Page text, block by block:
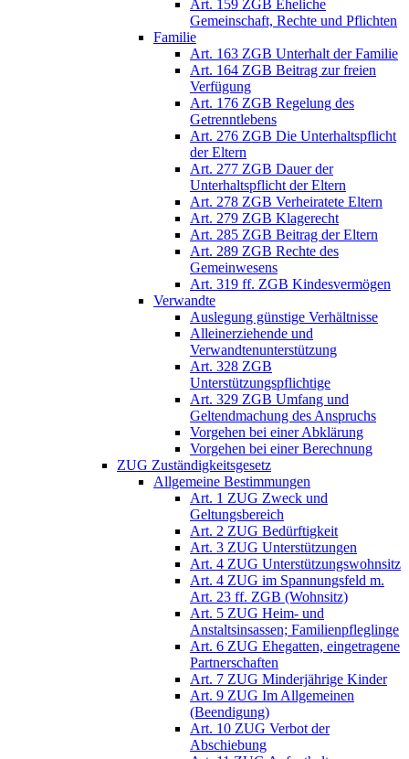
Art. 159 ZGB Eheliche
Gemeinschaft, Rechte und Pflichten
Familie
Art. 163 ZGB Unterhalt der Familie
Art. 164 ZGB Beitrag zur freien
Verfügung
Art. 176 ZGB Regelung des
Getrenntlebens
Art. 276 ZGB Die Unterhaltspflicht
der Eltern
Art. 277 ZGB Dauer der
Unterhaltspflicht der Eltern
Art. 278 ZGB Verheiratete Eltern
Art. 279 ZGB Klagerecht
Art. 285 ZGB Beitrag der Eltern
Art. 289 ZGB Rechte des
Gemeinwesens
Art. 319 ff. ZGB Kindesvermögen
Verwandte
Auslegung günstige Verhältnisse
Alleinerziehende und
Verwandtenunterstützung
Art. 328 ZGB
Unterstützungspflichtige
Art. 329 ZGB Umfang und
Geltendmachung des Anspruchs
Vorgehen bei einer Abklärung
Vorgehen bei einer Berechnung
ZUG Zuständigkeitsgesetz
Allgemeine Bestimmungen
Art. 1 ZUG Zweck und
Geltungsbereich
Art. 2 ZUG Bedürftigkeit
Art. 3 ZUG Unterstützungen
Art. 4 ZUG Unterstützungswohnsitz
Art. 4 ZUG im Spannungsfeld m.
Art. 23 ff. ZGB (Wohnsitz)
Art. 5 ZUG Heim- und
Anstaltsinsassen; Familienpfleglinge
Art. 6 ZUG Ehegatten, eingetragene
Partnerschaften
Art. 7 ZUG Minderjährige Kinder
Art. 9 ZUG Im Allgemeinen
(Beendigung)
Art. 10 ZUG Verbot der
Abschiebung